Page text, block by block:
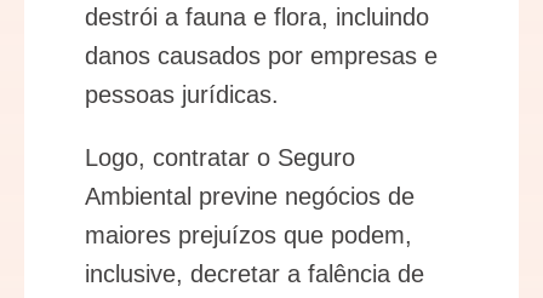
destrói a fauna e flora, incluindo
danos causados por empresas e
pessoas jurídicas.
Logo, contratar o Seguro
Ambiental previne negócios de
maiores prejuízos que podem,
inclusive, decretar a falência de